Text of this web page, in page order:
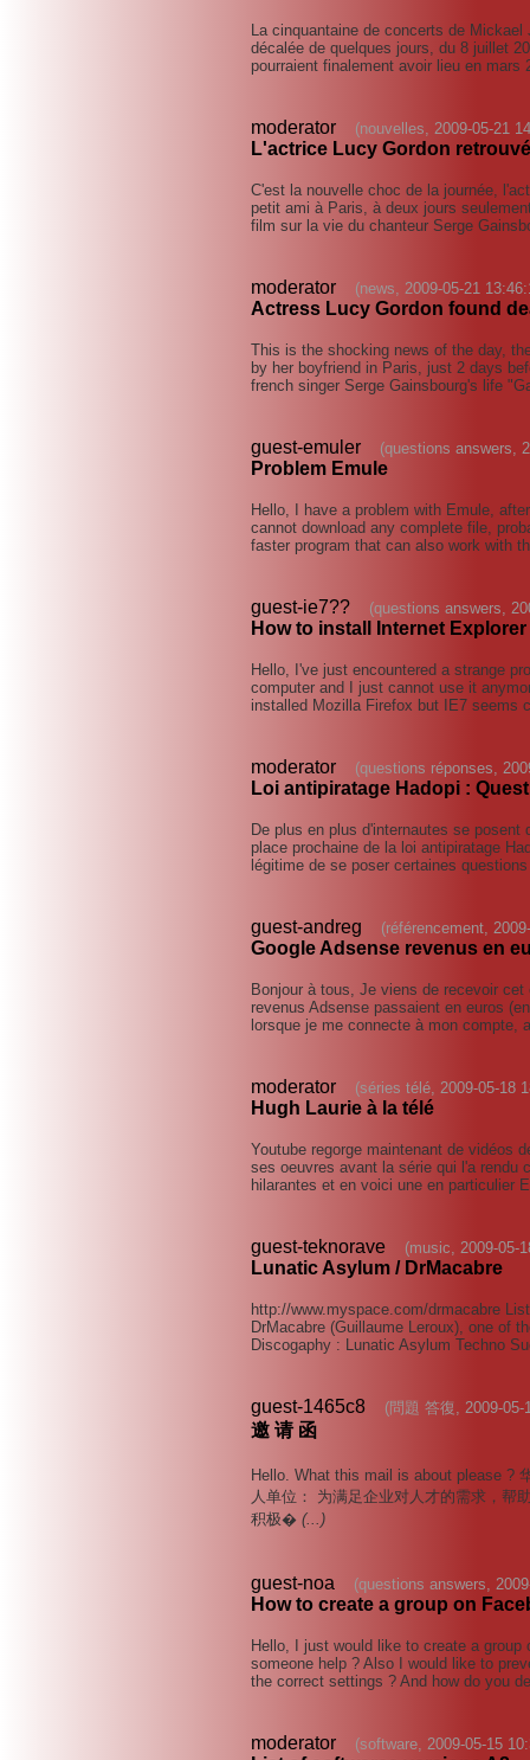
La cinquantaine de concerts de
décalée de quelques jours, du 8 juillet
pourraient finalement avoir lieu en mars
moderator (nouvelles, 2009-05-21
L'actrice Lucy Gordon
C'est la nouvelle choc de la journée,
petit ami à Paris, à deux jours
film sur la vie du chanteur Serge
moderator (news, 2009-05-21
Actress Lucy Gordon found
This is the shocking news of the day,
by her boyfriend in Paris, just 2 days
french singer Serge Gainsbourg's life
guest-emuler (questions answers,
Problem Emule
Hello, I have a problem with Emule,
cannot download any complete file,
faster program that can also work with
guest-ie7?? (questions answers,
How to install Internet Explorer
Hello, I've just encountered a strange
computer and I just cannot use it
installed Mozilla Firefox but IE7 seems
moderator (questions réponses,
Loi antipiratage Hadopi :
De plus en plus d'internautes se
place prochaine de la loi antipiratage
légitime de se poser certaines
guest-andreg (référencement,
Google Adsense revenus en
Bonjour à tous, Je viens de recevoir
revenus Adsense passaient en euros
lorsque je me connecte à mon compte,
moderator (séries télé, 2009-05-18
Hugh Laurie à la télé
Youtube regorge maintenant de vidéos
ses oeuvres avant la série qui l'a rendu
hilarantes et en voici une en particulier
guest-teknorave (music, 2009-05-
Lunatic Asylum / DrMacabre
http://www.myspace.com/drmacabre
DrMacabre (Guillaume Leroux), one of
Discogaphy : Lunatic Asylum Techno
guest-1465c8 (問題 答復, 2009-05-
邀 请 函
Hello. What this mail is about please ?
人单位： 为满足企业对人才的需求，帮
积极� (...)
guest-noa (questions answers,
How to create a group on
Hello, I just would like to create a
someone help ? Also I would like to
the correct settings ? And how do you
moderator (software, 2009-05-15